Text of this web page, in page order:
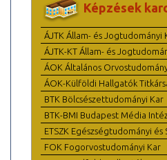
Képzések
ÁJTK Állam- és Jogtudományi
ÁJTK-KT Állam- és
ÁOK Általános
ÁOK-Külföldi Hallgatók
BTK Bölcsészettudományi Kar
BTK-BMI Budapest Média
ETSZK Egészségtudományi és
FOK Fogorvostudományi Kar